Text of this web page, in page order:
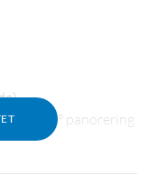
og 360° panorering